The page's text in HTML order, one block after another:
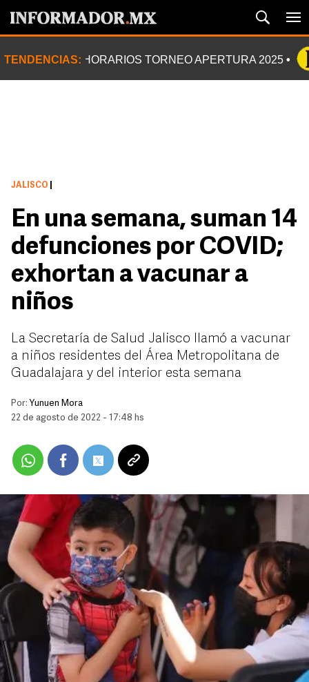
TENDENCIAS: HORARIOS TORNEO APERTURA 2025
JALISCO
En una semana, suman 14
defunciones por COVID;
exhortan a vacunar a
niños
La Secretaría de Salud Jalisco llamó a vacunar
a niños residentes del Área Metropolitana de
Guadalajara y del interior esta semana
Por: Yunuen Mora
22 de agosto de 2022 - 17:48 hs